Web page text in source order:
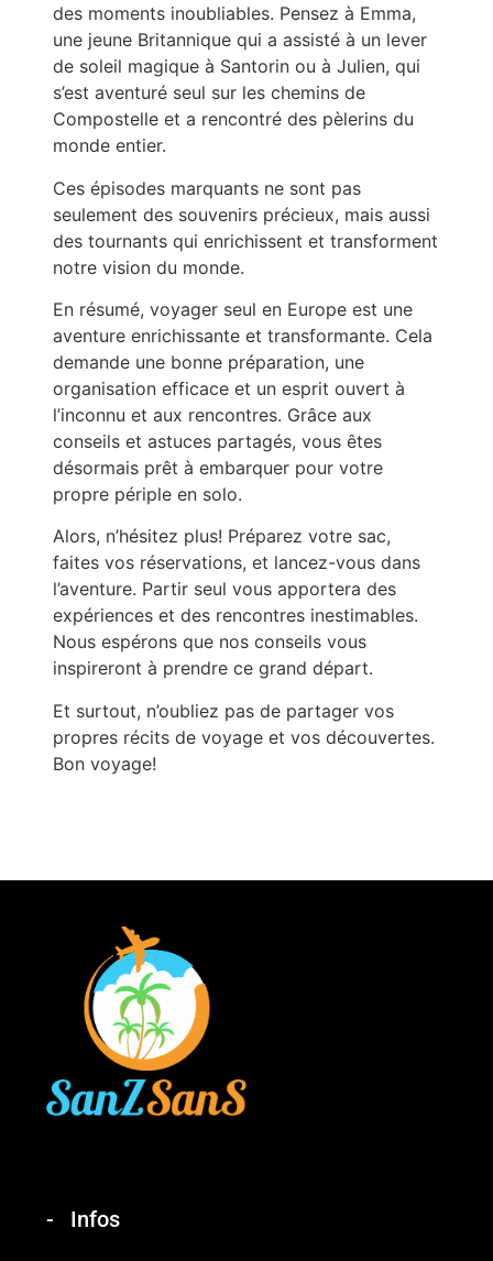
des moments inoubliables. Pensez à Emma,
une jeune Britannique qui a assisté à un lever
de soleil magique à Santorin ou à Julien, qui
s’est aventuré seul sur les chemins de
Compostelle et a rencontré des pèlerins du
monde entier.
Ces épisodes marquants ne sont pas
seulement des souvenirs précieux, mais aussi
des tournants qui enrichissent et transforment
notre vision du monde.
En résumé, voyager seul en Europe est une
aventure enrichissante et transformante. Cela
demande une bonne préparation, une
organisation efficace et un esprit ouvert à
l’inconnu et aux rencontres. Grâce aux
conseils et astuces partagés, vous êtes
désormais prêt à embarquer pour votre
propre périple en solo.
Alors, n’hésitez plus! Préparez votre sac,
faites vos réservations, et lancez-vous dans
l’aventure. Partir seul vous apportera des
expériences et des rencontres inestimables.
Nous espérons que nos conseils vous
inspireront à prendre ce grand départ.
Et surtout, n’oubliez pas de partager vos
propres récits de voyage et vos découvertes.
Bon voyage!
Infos